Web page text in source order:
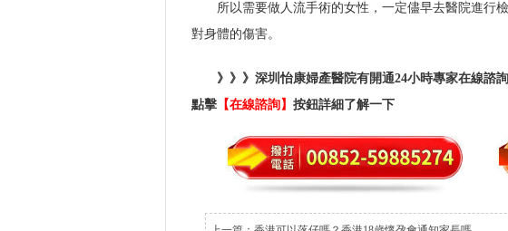
所以需要做人流手術的女性，一定儘早去醫院進行
對身體的傷害。
》》》深圳怡康婦產醫院有開通24小時專家在線諮
點擊【在線諮詢】 按鈕詳細了解一下